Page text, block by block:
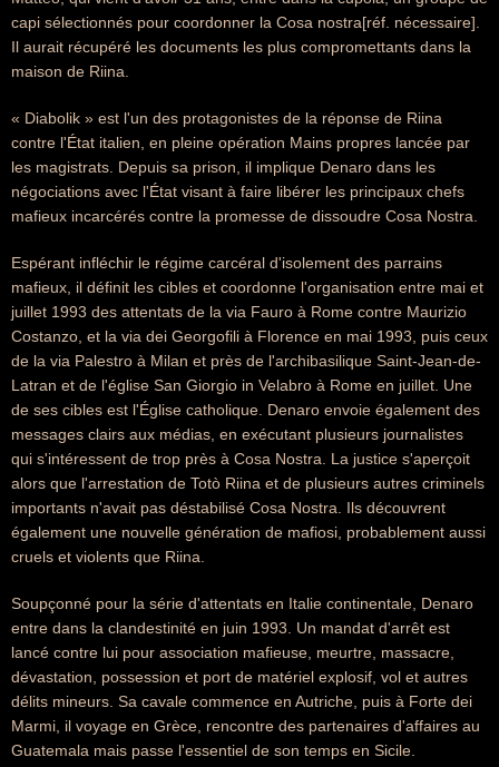
capi sélectionnés pour coordonner la Cosa nostra[réf. nécessaire].
Il aurait récupéré les documents les plus compromettants dans la
maison de Riina.
« Diabolik » est l'un des protagonistes de la réponse de Riina
contre l'État italien, en pleine opération Mains propres lancée par
les magistrats. Depuis sa prison, il implique Denaro dans les
négociations avec l'État visant à faire libérer les principaux chefs
mafieux incarcérés contre la promesse de dissoudre Cosa Nostra.
Espérant infléchir le régime carcéral d'isolement des parrains
mafieux, il définit les cibles et coordonne l'organisation entre mai et
juillet 1993 des attentats de la via Fauro à Rome contre Maurizio
Costanzo, et la via dei Georgofili à Florence en mai 1993, puis ceux
de la via Palestro à Milan et près de l'archibasilique Saint-Jean-de-
Latran et de l'église San Giorgio in Velabro à Rome en juillet. Une
de ses cibles est l'Église catholique. Denaro envoie également des
messages clairs aux médias, en exécutant plusieurs journalistes
qui s'intéressent de trop près à Cosa Nostra. La justice s'aperçoit
alors que l'arrestation de Totò Riina et de plusieurs autres criminels
importants n'avait pas déstabilisé Cosa Nostra. Ils découvrent
également une nouvelle génération de mafiosi, probablement aussi
cruels et violents que Riina.
Soupçonné pour la série d'attentats en Italie continentale, Denaro
entre dans la clandestinité en juin 1993. Un mandat d'arrêt est
lancé contre lui pour association mafieuse, meurtre, massacre,
dévastation, possession et port de matériel explosif, vol et autres
délits mineurs. Sa cavale commence en Autriche, puis à Forte dei
Marmi, il voyage en Grèce, rencontre des partenaires d'affaires au
Guatemala mais passe l'essentiel de son temps en Sicile.